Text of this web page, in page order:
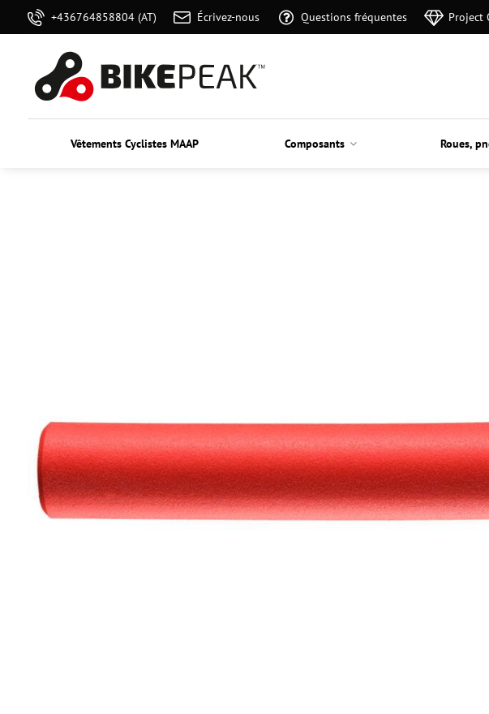
+436764858804 (AT) Écrivez-nous Questions fréquentes Project
Vêtements Cyclistes MAAP Composants Roues,